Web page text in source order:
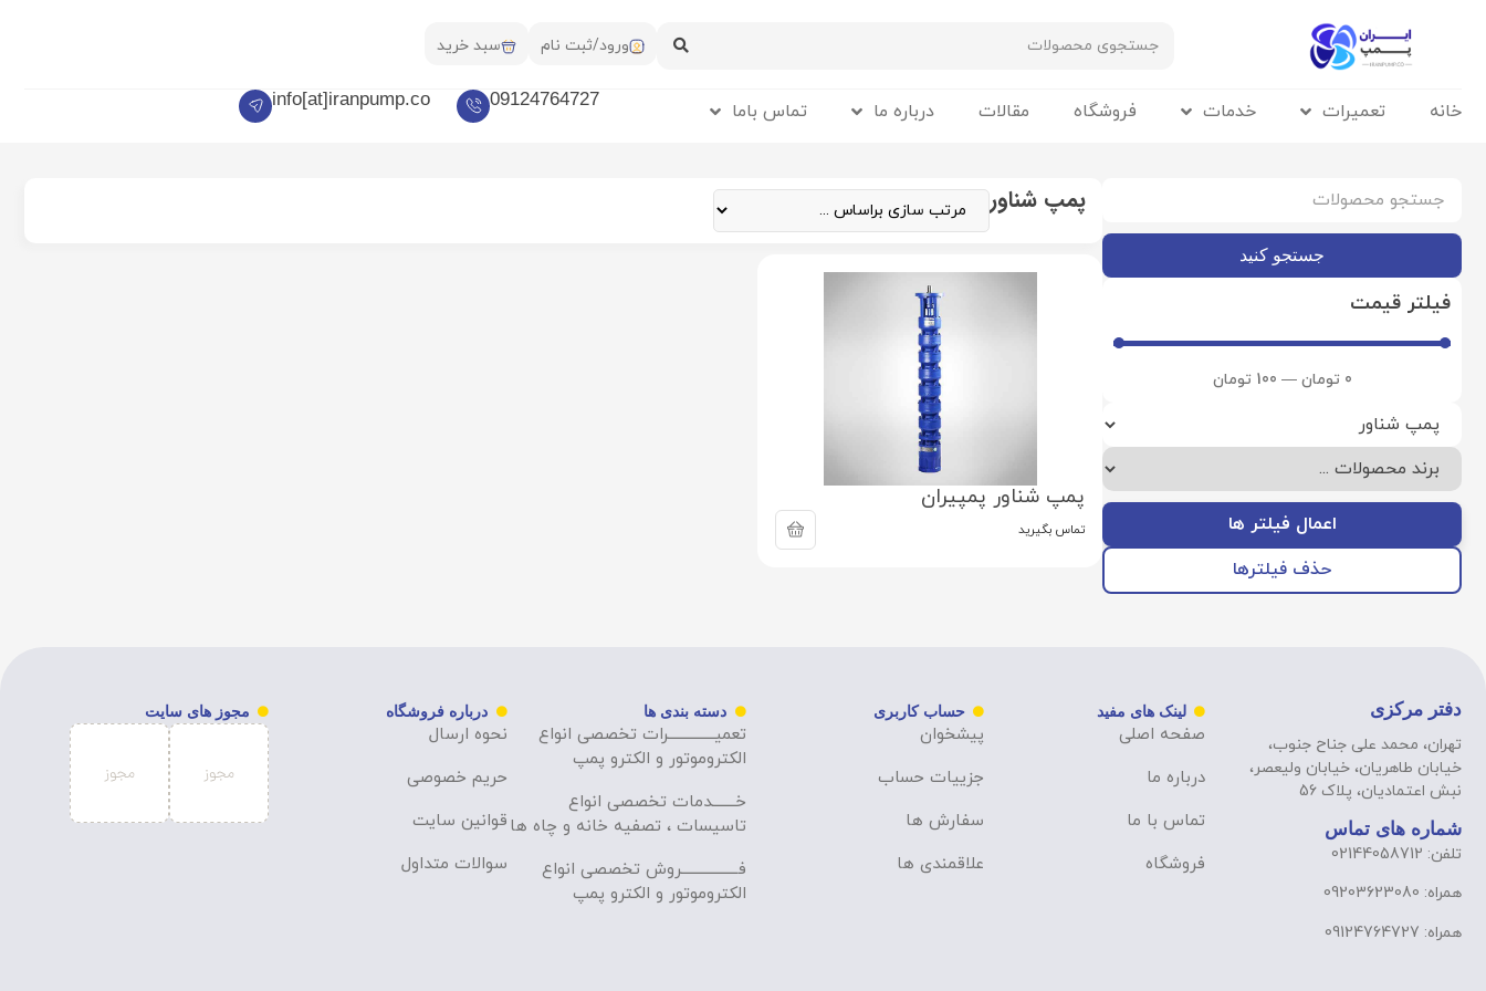
ورود/ثبت نام سبد خرید
خانه تعمیرات خدمات فروشگاه مقالات درباره ما تماس باما
09124764727
info[at]iranpump.co
جستجو کنید
فیلتر قیمت
0 تومان —
100 تومان
اعمال فیلتر ها
حذف فیلترها
پمپ شناور
پمپ شناور پمپیران
تماس بگیرید
دفتر مرکزی
تهران، محمد علی جناح جنوب،
خیابان طاهریان، خیابان ولیعصر،
نبش اعتمادیان، پلاک 56
شماره های تماس
تلفن: 02144058712
همراه: 09203623080
همراه: 09124764727
لینک های مفید
صفحه اصلی
درباره ما
تماس با ما
فروشگاه
حساب کاربری
پیشخوان
جزییات حساب
سفارش ها
علاقمندی ها
دسته بندی ها
تعمیــــــــــــــرات تخصصی انواع
الکتروموتور و الکترو پمپ
خـــــــدمات تخصصی انواع
تاسیسات ، تصفیه خانه و چاه ها
فـــــــــــــــــروش تخصصی انواع
الکتروموتور و الکترو پمپ
درباره فروشگاه
نحوه ارسال
حریم خصوصی
قوانین سایت
سوالات متداول
مجوز های سایت